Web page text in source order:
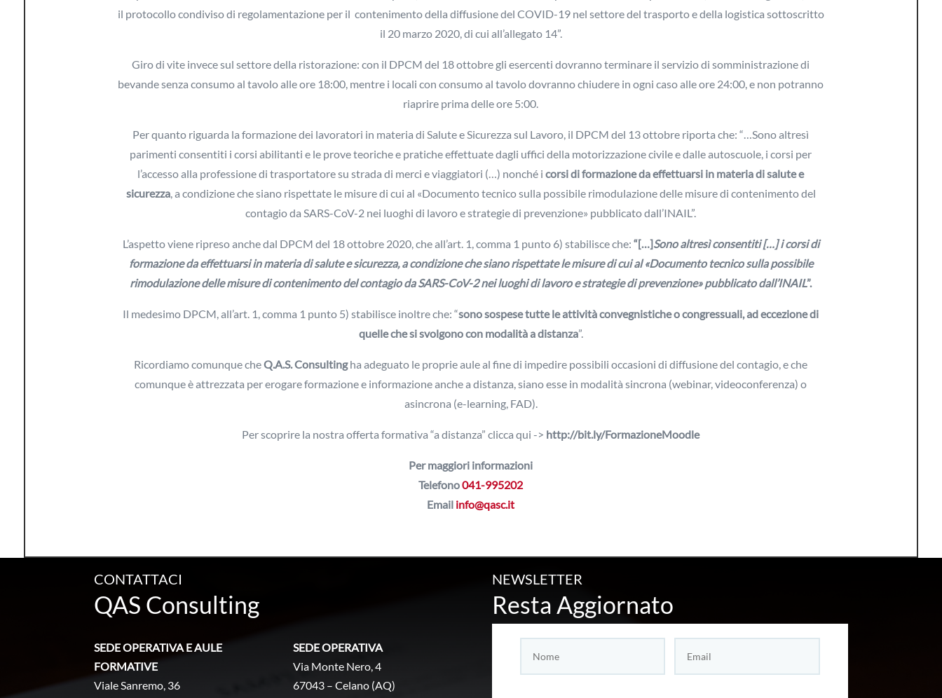
il protocollo condiviso di regolamentazione per il contenimento della diffusione del COVID-19 nel settore del trasporto e della logistica sottoscritto
il 20 marzo 2020, di cui all’allegato 14”.
Giro di vite invece sul settore della ristorazione: con il DPCM del 18 ottobre gli esercenti dovranno terminare il servizio di somministrazione di
bevande senza consumo al tavolo alle ore 18:00, mentre i locali con consumo al tavolo dovranno chiudere in ogni caso alle ore 24:00, e non potranno
riaprire prima delle ore 5:00.
Per quanto riguarda la formazione dei lavoratori in materia di Salute e Sicurezza sul Lavoro, il DPCM del 13 ottobre riporta che: “…Sono altresì
parimenti consentiti i corsi abilitanti e le prove teoriche e pratiche effettuate dagli uffici della motorizzazione civile e dalle autoscuole, i corsi per
l’accesso alla professione di trasportatore su strada di merci e viaggiatori (…) nonché icorsi di formazione da effettuarsi in materia di salute e
sicurezza, a condizione che siano rispettate le misure di cui al «Documento tecnico sulla possibile rimodulazione delle misure di contenimento del
contagio da SARS-CoV-2 nei luoghi di lavoro e strategie di prevenzione» pubblicato dall’INAIL”.
L’aspetto viene ripreso anche dal DPCM del 18 ottobre 2020, che all’art. 1, comma 1 punto 6) stabilisce che: “[…]Sono altresì consentiti […] i corsi di
formazione da effettuarsi in materia di salute e sicurezza, a condizione che siano rispettate le misure di cui al «Documento tecnico sulla possibile
rimodulazione delle misure di contenimento del contagio da SARS-CoV-2 nei luoghi di lavoro e strategie di prevenzione» pubblicato dall’INAIL”.
Il medesimo DPCM, all’art. 1, comma 1 punto 5) stabilisce inoltre che: “sono sospese tutte le attività convegnistiche o congressuali, ad eccezione di
quelle che si svolgono con modalità a distanza”.
Ricordiamo comunque cheQ.A.S. Consultingha adeguato le proprie aule al fine di impedire possibili occasioni di diffusione del contagio, e che
comunque è attrezzata per erogare formazione e informazione anche a distanza, siano esse in modalità sincrona (webinar, videoconferenza) o
asincrona (e-learning, FAD).
Per scoprire la nostra offerta formativa “a distanza” clicca qui -> http://bit.ly/FormazioneMoodle
Per maggiori informazioni
Telefono041-995202
Email info@qasc.it
CONTATTACI
QAS Consulting
SEDE OPERATIVA E AULE
FORMATIVE
Viale Sanremo, 36
SEDE OPERATIVA
Via Monte Nero, 4
67043 – Celano (AQ)
NEWSLETTER
Resta Aggiornato